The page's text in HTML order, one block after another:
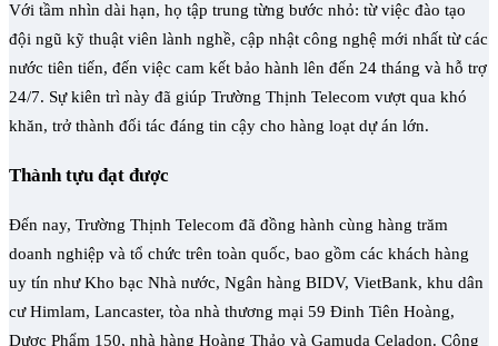
Với tầm nhìn dài hạn, họ tập trung từng bước nhỏ: từ việc đào tạo
đội ngũ kỹ thuật viên lành nghề, cập nhật công nghệ mới nhất từ các
nước tiên tiến, đến việc cam kết bảo hành lên đến 24 tháng và hỗ trợ
24/7. Sự kiên trì này đã giúp Trường Thịnh Telecom vượt qua khó
khăn, trở thành đối tác đáng tin cậy cho hàng loạt dự án lớn.
Thành tựu đạt được
Đến nay, Trường Thịnh Telecom đã đồng hành cùng hàng trăm
doanh nghiệp và tổ chức trên toàn quốc, bao gồm các khách hàng
uy tín như Kho bạc Nhà nước, Ngân hàng BIDV, VietBank, khu dân
cư Himlam, Lancaster, tòa nhà thương mại 59 Đinh Tiên Hoàng,
Dược Phẩm 150, nhà hàng Hoàng Thảo và Gamuda Celadon. Công